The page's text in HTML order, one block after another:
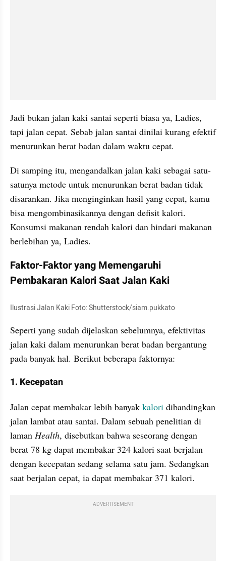
Jadi bukan jalan kaki santai seperti biasa ya, Ladies,
tapi jalan cepat. Sebab jalan santai dinilai kurang efektif
menurunkan berat badan dalam waktu cepat.
Di samping itu, mengandalkan jalan kaki sebagai satu-
satunya metode untuk menurunkan berat badan tidak
disarankan. Jika menginginkan hasil yang cepat, kamu
bisa mengombinasikannya dengan defisit kalori.
Konsumsi makanan rendah kalori dan hindari makanan
berlebihan ya, Ladies.
Faktor-Faktor yang Memengaruhi
Pembakaran Kalori Saat Jalan Kaki
Ilustrasi Jalan Kaki Foto: Shutterstock/siam.pukkato
Seperti yang sudah dijelaskan sebelumnya, efektivitas
jalan kaki dalam menurunkan berat badan bergantung
pada banyak hal. Berikut beberapa faktornya:
1. Kecepatan
Jalan cepat membakar lebih banyak kalori dibandingkan
jalan lambat atau santai. Dalam sebuah penelitian di
laman Health, disebutkan bahwa seseorang dengan
berat 78 kg dapat membakar 324 kalori saat berjalan
dengan kecepatan sedang selama satu jam. Sedangkan
saat berjalan cepat, ia dapat membakar 371 kalori.
ADVERTISEMENT